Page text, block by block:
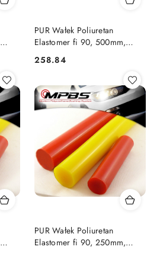
PUR Wałek Poliuretan
Elastomer fi 90, 500mm,
85ShA
Cena:
258.84
PUR Wałek Poliuretan
Elastomer fi 90, 250mm,